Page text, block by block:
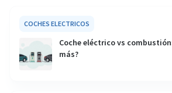
COCHES ELECTRICOS
Coche eléctrico vs
más?